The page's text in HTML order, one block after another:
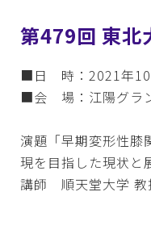
第479回 東北
■日 時：2021年10
■会 場：江陽グラ
演題「早期変形性膝
現を目指した現状と
講師 順天堂大学